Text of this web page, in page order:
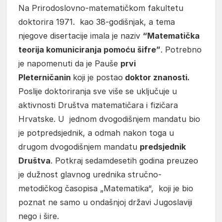
Na Prirodoslovno-matematičkom fakultetu
doktorira 1971. kao 38-godišnjak, a tema
njegove disertacije imala je naziv “Matematička
teorija komuniciranja pomoću šifre”. Potrebno
je napomenuti da je Pauše prvi
Pleterničanin koji je postao doktor znanosti.
Poslije doktoriranja sve više se uključuje u
aktivnosti Društva matematičara i fizičara
Hrvatske. U jednom dvogodišnjem mandatu bio
je potpredsjednik, a odmah nakon toga u
drugom dvogodišnjem mandatu predsjednik
Društva. Potkraj sedamdesetih godina preuzeo
je dužnost glavnog urednika stručno-
metodičkog časopisa „Matematika“, koji je bio
poznat ne samo u ondašnjoj državi Jugoslaviji
nego i šire.